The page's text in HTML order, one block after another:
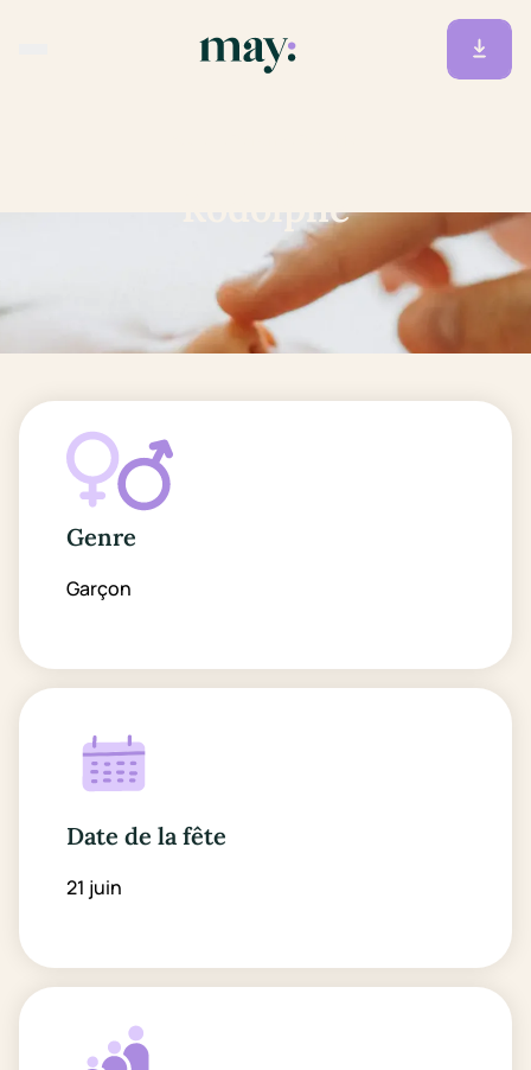
Rodolphe
Genre
Garçon
Date de la fête
21 juin